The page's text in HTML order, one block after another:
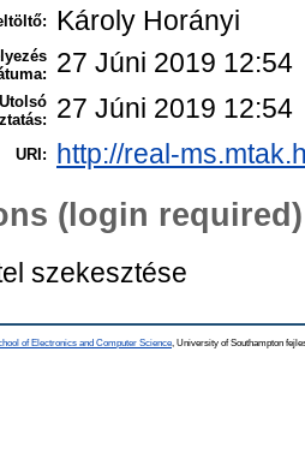
Károly Horányi
27 Júni 2019 12:54
Utolsó 27 Júni 2019 12:54
URI: http://real-
(login required)
szekesztése
of Electronics and Computer Science , University of Southampton